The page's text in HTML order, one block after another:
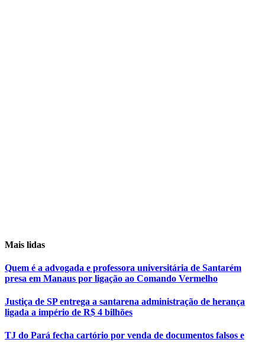
Mais lidas
Quem é a advogada e professora universitária de Santarém
presa em Manaus por ligação ao Comando Vermelho
Justiça de SP entrega a santarena administração de herança
ligada a império de R$ 4 bilhões
TJ do Pará fecha cartório por venda de documentos falsos e